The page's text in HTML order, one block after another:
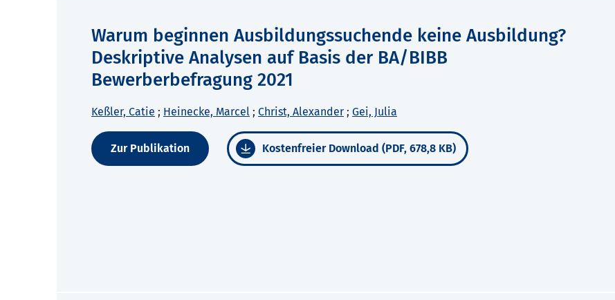
Warum beginnen Ausbildungssuchende keine Ausbildung?
Deskriptive Analysen auf Basis der BA/BIBB
Bewerberbefragung 2021
Keßler, Catie ; Heinecke, Marcel ; Christ, Alexander ; Gei, Julia
Zur Publikation Kostenfreier Download (PDF, 678,8 KB)